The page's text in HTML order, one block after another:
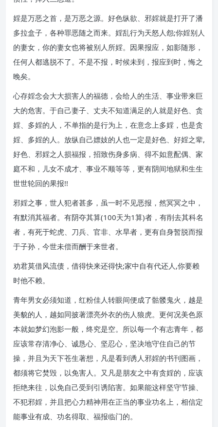
婬是万恶之首，是万恶之源。好色纵欲、邪婬就是打开了潘
多拉盒子，各种罪恶随之而来。婬乱行为天怒人怨;你婬别人
的妻女，你的妻女也将被别人所婬。因果报应，如影随形，
任何人都逃脱不了。不是不报，时候未到，报应到时，悔之
晚矣。
心存婬念会大大损害人的福德，会给人的生活、事业带来巨
大的危害。于自己妻子、丈夫不知道满足的人就是好色、贪
婬、多婬的人，不单指的是行为上，在意念上多婬，也是贪
婬、多婬的人。放纵自己嫖妓的人也一定是好色、好婬之辈,
好色、邪婬之人损福报，招致伤身多病、得不如意配偶、家
庭不和，儿女不成才、事业不顺等等，更有阴间地狱和生生
世世轮回的果报!!
邪婬之事，世人犯者甚多，虽一时不见恶报，然冥冥之中，
有默消其福者。有阴夺其算(100天为1算)者，有削去其科名
者，有死于蛇虎、刀兵、官非、水旱者，更有自身暂脱而报
于子孙，今世未偿而酬于来世者。
劝君莫借风流债，借得快来还得快;家中自有代还人,你要赖
时他不赖。
青年男女必须知道，红粉佳人转眼间便成了骷髅鬼火，越是
美貌的人，越如同披著漂亮外衣的伤人狼虎。更何况美色原
本就如梦幻泡影一般，终究是空。所以每一个有志青年，都
应该常存清净心、诚恳心、坚忍心，坚决地守住自己的节
操，并且为天下苍生著想，凡是看到诱人邪婬的书刊图画，
都须将它焚毁，以免害人。又凡是朋友之中有贪婬的，应该
拒绝来往，以免自己受到引诱陷害。如果能这样坚守节操、
不犯邪婬，并且把心力精神用在正当的事业功名上，相信定
能事业有成、功名得取、福报临门的。